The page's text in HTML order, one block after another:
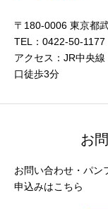
〒180-0006 東京都
TEL：0422-50-1177
アクセス：JR中央
口徒歩3分
お
お問い合わせ・パン
申込みはこちら